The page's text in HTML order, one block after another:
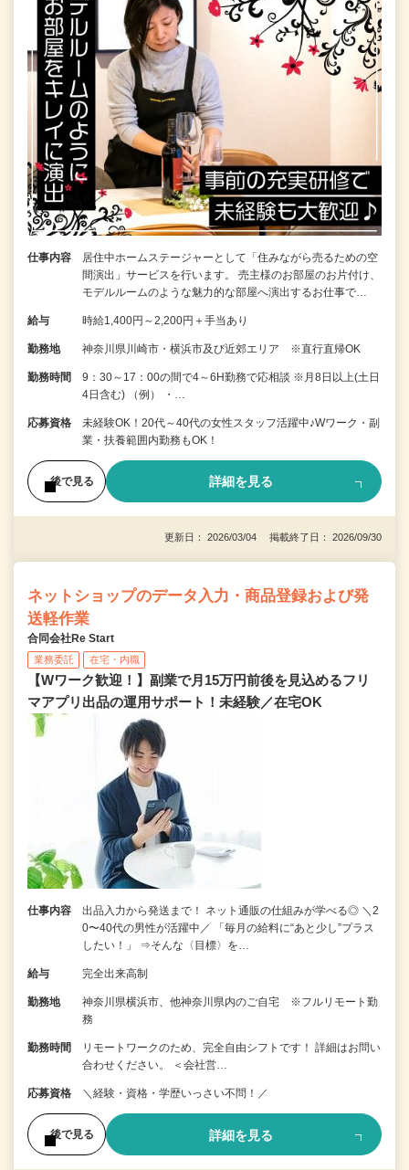
仕事内容
居住中ホームステージャーとして「住みながら売るための空
間演出」サービスを行います。 売主様のお部屋のお片付け、
モデルルームのような魅力的な部屋へ演出するお仕事で…
給与 時給1,400円～2,200円＋手当あり
勤務地 神奈川県川崎市・横浜市及び近郊エリア ※直行直帰OK
勤務時間
9：30～17：00の間で4～6H勤務で応相談 ※月8日以上(土日
4日含む) （例） ・…
応募資格
未経験OK！20代～40代の女性スタッフ活躍中♪Wワーク・副
業・扶養範囲内勤務もOK！
後で見る 詳細を見る
更新日： 2026/03/04 掲載終了日： 2026/09/30
ネットショップのデータ入力・商品登録および発
送軽作業
合同会社Re Start
業務委託 在宅・内職
【Wワーク歓迎！】副業で月15万円前後を見込めるフリ
マアプリ出品の運用サポート！未経験／在宅OK
仕事内容
出品入力から発送まで！ ネット通販の仕組みが学べる◎ ＼2
0〜40代の男性が活躍中／ 「毎月の給料に“あと少し”プラス
したい！」 ⇒そんな〈目標〉を…
給与 完全出来高制
勤務地
神奈川県横浜市、他神奈川県内のご自宅 ※フルリモート勤
務
勤務時間
リモートワークのため、完全自由シフトです！ 詳細はお問い
合わせください。 ＜会社営…
応募資格 ＼経験・資格・学歴いっさい不問！／
後で見る 詳細を見る